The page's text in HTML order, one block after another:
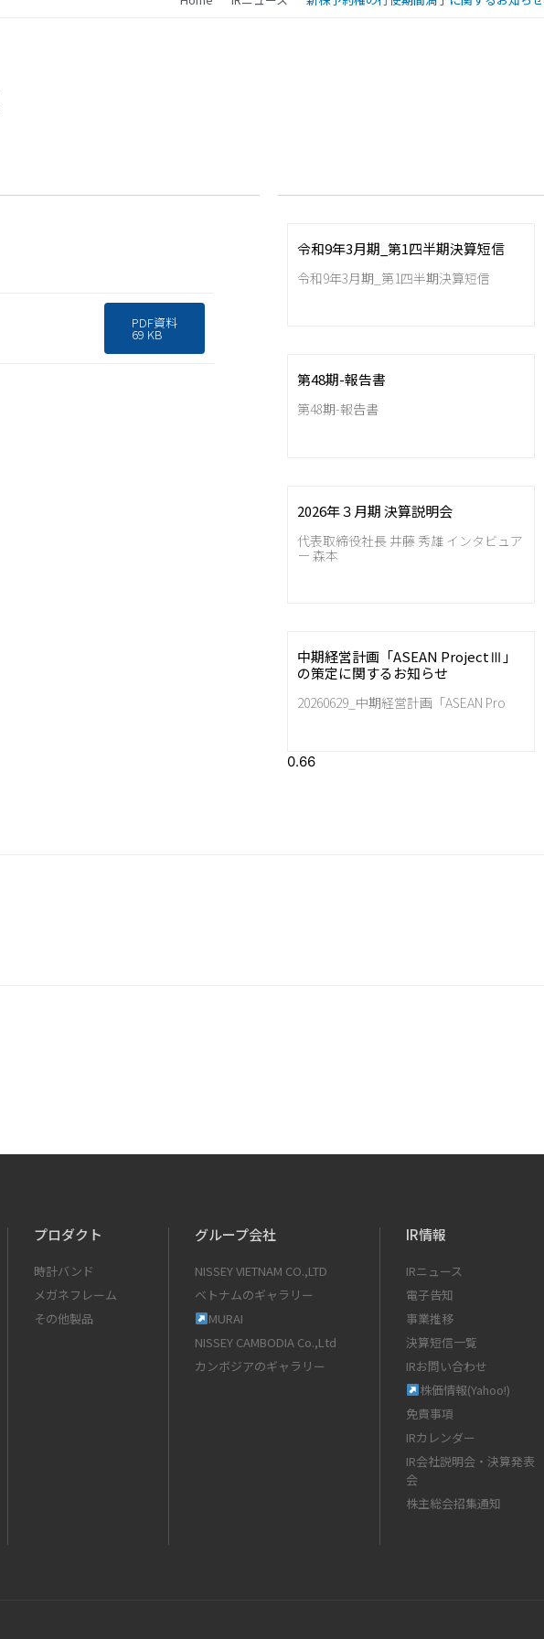
PDF資料
69 KB
令和9年3月期_第1四半期決算短信
令和9年3月期_第1四半期決算短信
第48期-報告書
第48期-報告書
2026年３月期 決算説明会
代表取締役社長 井藤 秀雄 インタビュア
ー 森本
中期経営計画「ASEAN ProjectⅢ」
の策定に関するお知らせ
20260629_中期経営計画「ASEAN Pro
プロダクト
時計バンド
メガネフレーム
その他製品
グループ会社
NISSEY VIETNAM CO.,LTD
ベトナムのギャラリー
MURAI
NISSEY CAMBODIA Co.,Ltd
カンボジアのギャラリー
IR情報
IRニュース
電子告知
事業推移
決算短信一覧
IRお問い合わせ
株価情報(Yahoo!)
免責事項
IRカレンダー
IR会社説明会・決算発表
会
株主総会招集通知